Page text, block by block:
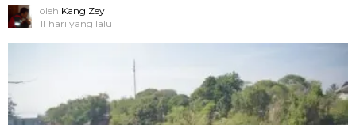
oleh Kang Zey
11 hari yang lalu